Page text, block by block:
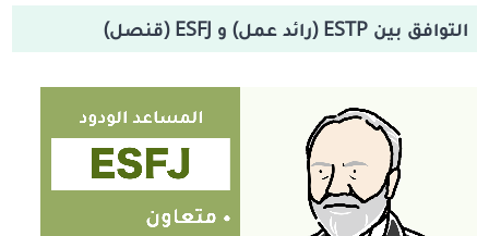
التوافق بين ESTP (رائد عمل) و ESFJ (قنصل)